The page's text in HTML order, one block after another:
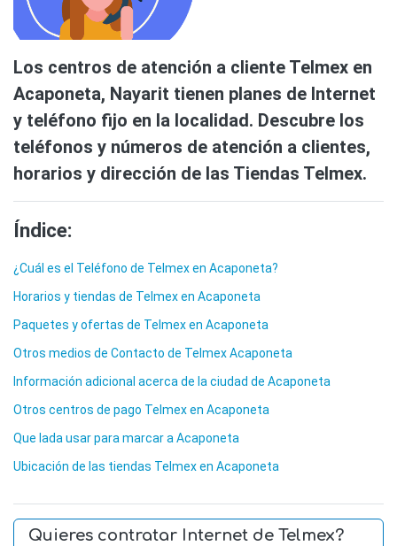
Los centros de atención a cliente Telmex en
Acaponeta, Nayarit tienen planes de Internet
y teléfono fijo en la localidad. Descubre los
teléfonos y números de atención a clientes,
horarios y dirección de las Tiendas Telmex.
Índice:
¿Cuál es el Teléfono de Telmex en Acaponeta?
Horarios y tiendas de Telmex en Acaponeta
Paquetes y ofertas de Telmex en Acaponeta
Otros medios de Contacto de Telmex Acaponeta
Información adicional acerca de la ciudad de Acaponeta
Otros centros de pago Telmex en Acaponeta
Que lada usar para marcar a Acaponeta
Ubicación de las tiendas Telmex en Acaponeta
Quieres contratar Internet de Telmex?